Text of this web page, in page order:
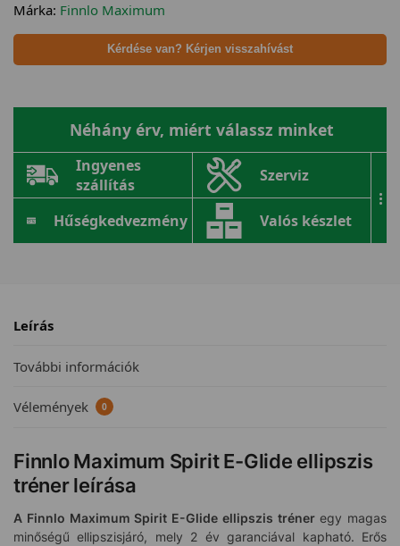
Márka: Finnlo Maximum
Kérdése van? Kérjen visszahívást
Néhány érv, miért válassz minket
Ingyenes
szállítás
Szerviz
Hűségkedvezmény Valós készlet
...
Leírás
További információk
Vélemények 0
Finnlo Maximum Spirit E-Glide ellipszis
tréner leírása
A Finnlo Maximum Spirit E-Glide ellipszis tréneregy magas
minőségű ellipszisjáró, mely 2 év garanciával kapható. Erős